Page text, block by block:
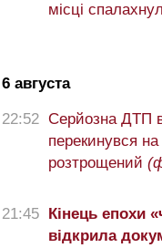
місці
6 августа
22:52 Серйозна ДТП
перекинувся
розтрощений
21:45
Кінець епохи
відкрила